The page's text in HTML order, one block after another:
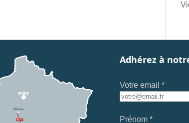
Adhérez à
Votre email *
Prénom *